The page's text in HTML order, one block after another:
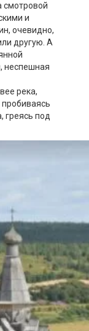
смотровой
и
очевидно,
другую. А
неспешная
река,
греясь под